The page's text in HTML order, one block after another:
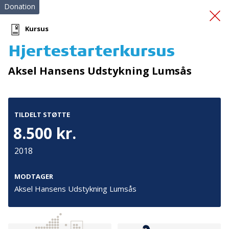
Hjertestarterkursus
Donation
Kursus
Hjertestarterkursus
Aksel Hansens Udstykning Lumsås
TILDELT STØTTE
8.500 kr.
2018
MODTAGER
Aksel Hansens Udstykning Lumsås
Tilmeld nyhedsbrev
De seneste nyheder om TrygFondens og TryghedsGruppens
aktiviteter direkte i din indbakke.
Tilmeld